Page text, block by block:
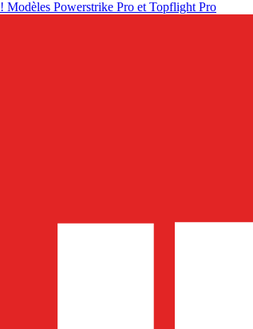
! Modèles Powerstrike Pro et Topflight Pro